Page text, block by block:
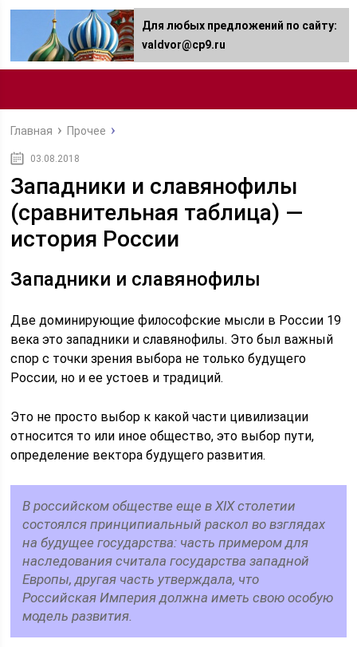
Главная Прочее
03.08.2018
Западники и славянофилы
(сравнительная таблица) —
история России
Западники и славянофилы
Две доминирующие философские мысли в России 19
века это западники и славянофилы. Это был важный
спор с точки зрения выбора не только будущего
России, но и ее устоев и традиций.
Это не просто выбор к какой части цивилизации
относится то или иное общество, это выбор пути,
определение вектора будущего развития.
В российском обществе еще в XIX столетии
состоялся принципиальный раскол во взглядах
на будущее государства: часть примером для
наследования считала государства западной
Европы, другая часть утверждала, что
Российская Империя должна иметь свою особую
модель развития.
Для любых предложений по сайту:
valdvor@cp9.ru